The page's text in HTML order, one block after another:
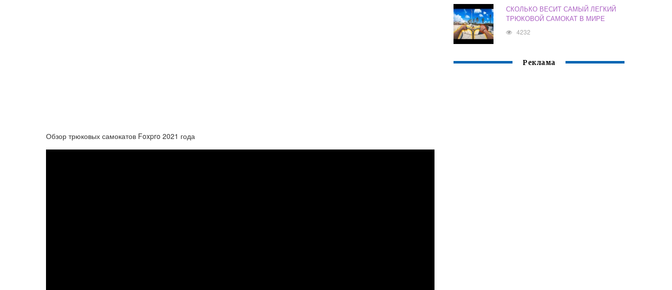
Обзор трюковых самокатов Foxpro 2021 года
СКОЛЬКО ВЕСИТ САМЫЙ ЛЕГКИЙ
ТРЮКОВОЙ САМОКАТ В МИРЕ
4232
Реклама